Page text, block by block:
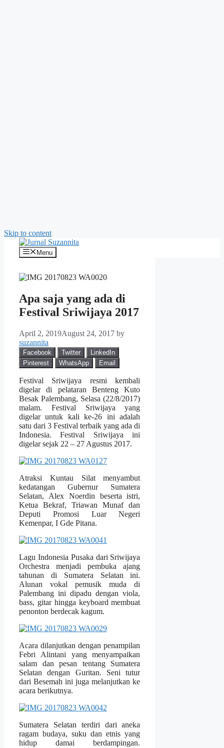
Skip to content
Menu
Apa saja yang ada di
Festival Sriwijaya 2017
April 2, 2019August 24, 2017 by
suzannita
Facebook Twitter
LinkedIn
Pinterest
WhatsApp Email
Festival Sriwijaya resmi kembali
digelar di pelataran Benteng Kuto
Besak Palembang, Selasa (22/8/2017)
malam. Festival Sriwijaya yang
digelar untuk kali ke-26 ini adalah
satu dari 3 Festival terbaik yang ada di
Indonesia. Festival Sriwijaya ini
digelar sejak 22 – 27 Agustus 2017.
Atraksi Kuntau Silat menyambut
kedatangan Gubernur Sumatera
Selatan, Alex Noerdin beserta istri,
Ketua Bekraf, Triawan Munaf dan
Deputi Promosi Luar Negeri
Kemenpar, I Gde Pitana.
Lagu Indonesia Pusaka dari Sriwijaya
Orchestra menjadi pembuka ajang
tahunan di Sumatera Selatan ini.
Alunan vokal pemusik muda di
Palembang ini dipadu dengan viola,
bass, gitar hingga keyboard membuat
penonton berdecak kagum.
Acara dilanjutkan dengan penampilan
Febri Alintani yang menyampaikan
salam dan pesan tentang Sumatera
Selatan dengan Guritan. Seni tutur
dari Besemah ini juga melanjutkan ke
acara berikutnya.
Sumatera Selatan terdiri dari aneka
ragam budaya, suku dan etnis yang
hidup damai berdampingan.